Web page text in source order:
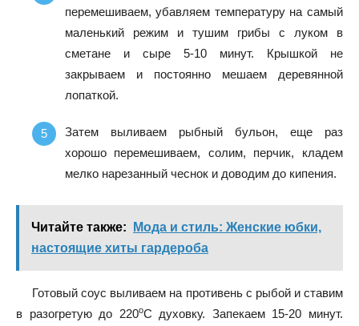
перемешиваем, убавляем температуру на самый
маленький режим и тушим грибы с луком в
сметане и сыре 5-10 минут. Крышкой не
закрываем и постоянно мешаем деревянной
лопаткой.
Затем выливаем рыбный бульон, еще раз
хорошо перемешиваем, солим, перчик, кладем
мелко нарезанный чеснок и доводим до кипения.
Читайте также:
Мода и стиль: Женские юбки,
настоящие хиты гардероба
Готовый соус выливаем на противень с рыбой и ставим
в разогретую до 220оС духовку. Запекаем 15-20 минут.